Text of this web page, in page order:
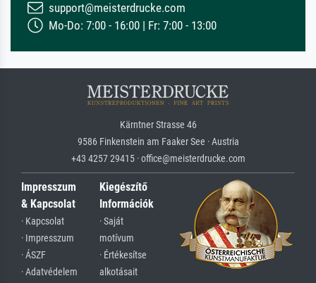
support@meisterdrucke.com
Mo-Do: 7:00 - 16:00 | Fr: 7:00 - 13:00
Kärntner Strasse 46
9586 Finkenstein am Faaker See · Austria
+43 4257 29415 · office@meisterdrucke.com
Impresszum
& Kapcsolat
· Kapcsolat
· Impresszum
· ÁSZF
· Adatvédelem
Kiegészítő
Információk
· Saját
motívum
· Értékesítse
alkotásait